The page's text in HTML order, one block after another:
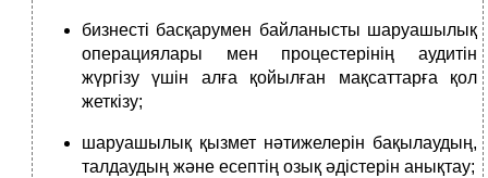
бизнесті басқарумен байланысты шаруашылық
операциялары мен процестерінің аудитін
жүргізу үшін алға қойылған мақсаттарға қол
жеткізу;
шаруашылық қызмет нәтижелерін бақылаудың,
талдаудың және есептің озық әдістерін анықтау;